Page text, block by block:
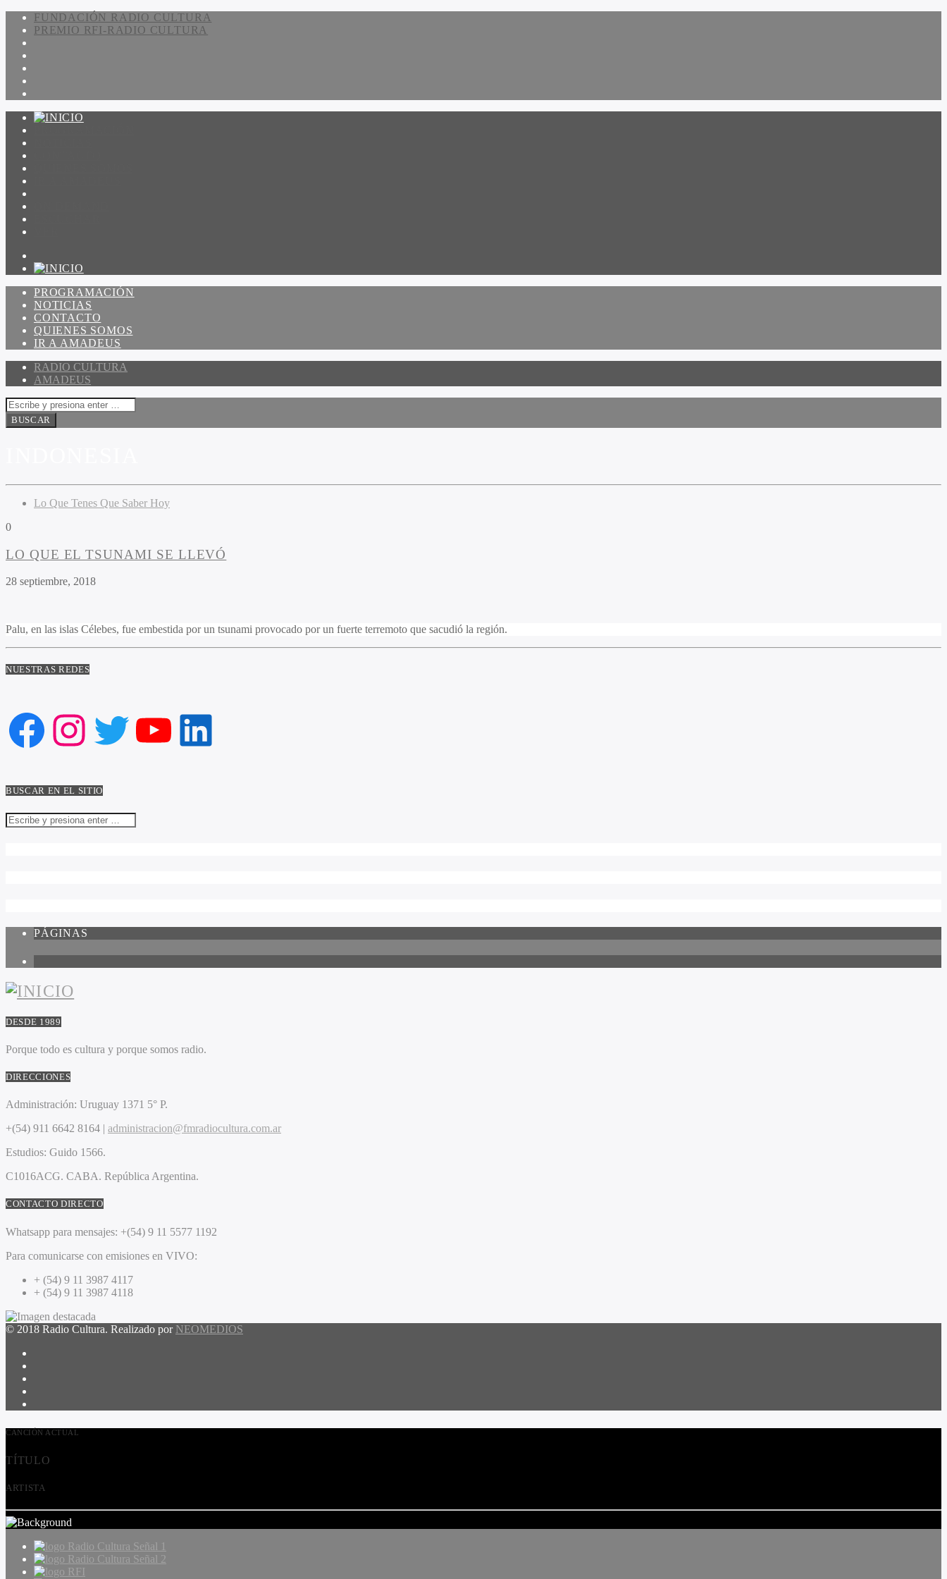
FUNDACIÓN RADIO CULTURA
PREMIO RFI-RADIO CULTURA
PROGRAMACIÓN
NOTICIAS
CONTACTO
QUIENES SOMOS
IR A AMADEUS
RADIO CULTURA
AMADEUS
Lo Que Tenes Que Saber Hoy
0
LO QUE EL TSUNAMI SE LLEVÓ
28 septiembre, 2018
Palu, en las islas Célebes, fue embestida por un tsunami provocado por un fuerte terremoto que sacudió la región.
NUESTRAS REDES
Facebook
Instagram
Twitter
YouTube
LinkedIn
BUSCAR EN EL SITIO
PÁGINAS
DESDE 1989
Porque todo es cultura y porque somos radio.
DIRECCIONES
Administración: Uruguay 1371 5° P.
+(54) 911 6642 8164 | administracion@fmradiocultura.com.ar
Estudios: Guido 1566.
C1016ACG. CABA. República Argentina.
CONTACTO DIRECTO
Whatsapp para mensajes: +(54) 9 11 5577 1192
Para comunicarse con emisiones en VIVO:
+ (54) 9 11 3987 4117
+ (54) 9 11 3987 4118
© 2018 Radio Cultura. Realizado por NEOMEDIOS
CANCIÓN ACTUAL
TÍTULO
ARTISTA
Radio Cultura Señal 1
Radio Cultura Señal 2
RFI